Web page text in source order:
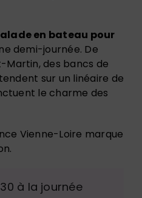
en bateau pour
demi-journée. De
Martin, des bancs de
sur un linéaire de
le charme des
Vienne-Loire marque
à la journée